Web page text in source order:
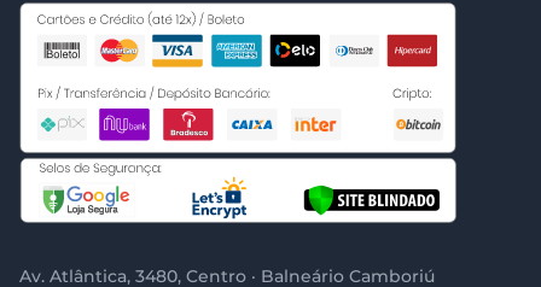
Av. Atlântica, 3480, Centro · Balneário Camboriú